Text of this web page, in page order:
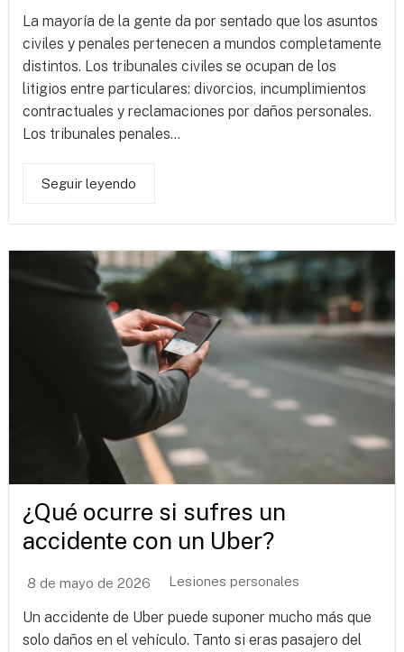
La mayoría de la gente da por sentado que los asuntos
civiles y penales pertenecen a mundos completamente
distintos. Los tribunales civiles se ocupan de los
litigios entre particulares: divorcios, incumplimientos
contractuales y reclamaciones por daños personales.
Los tribunales penales...
Seguir leyendo
¿Qué ocurre si sufres un
accidente con un Uber?
8 de mayo de 2026 Lesiones personales
Un accidente de Uber puede suponer mucho más que
solo daños en el vehículo. Tanto si eras pasajero del